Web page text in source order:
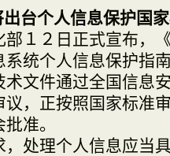
个人信息保护国
１２日正式宣布，
统个人信息保护指
文件通过全国信息
，正按照国家标准
准。
处理个人信息应当